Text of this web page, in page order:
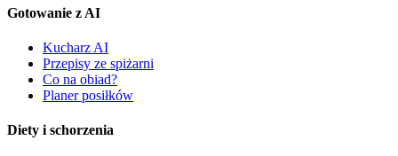
Gotowanie z AI
Kucharz AI
Przepisy ze spiżarni
Co na obiad?
Planer posiłków
Diety i schorzenia